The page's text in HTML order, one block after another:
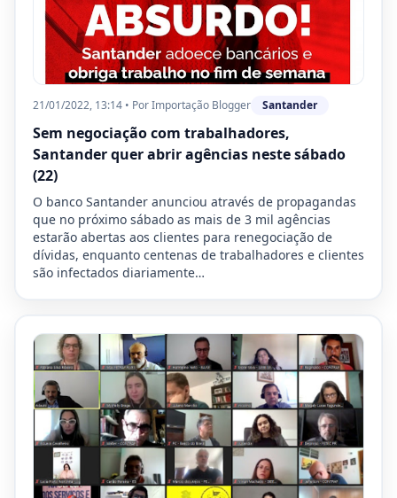
21/01/2022, 13:14 • PorImportação Blogger Santander
Sem negociação com trabalhadores,
Santander quer abrir agências neste sábado
(22)
O banco Santander anunciou através de propagandas
que no próximo sábado as mais de 3 mil agências
estarão abertas aos clientes para renegociação de
dívidas, enquanto centenas de trabalhadores e clientes
são infectados diariamente…